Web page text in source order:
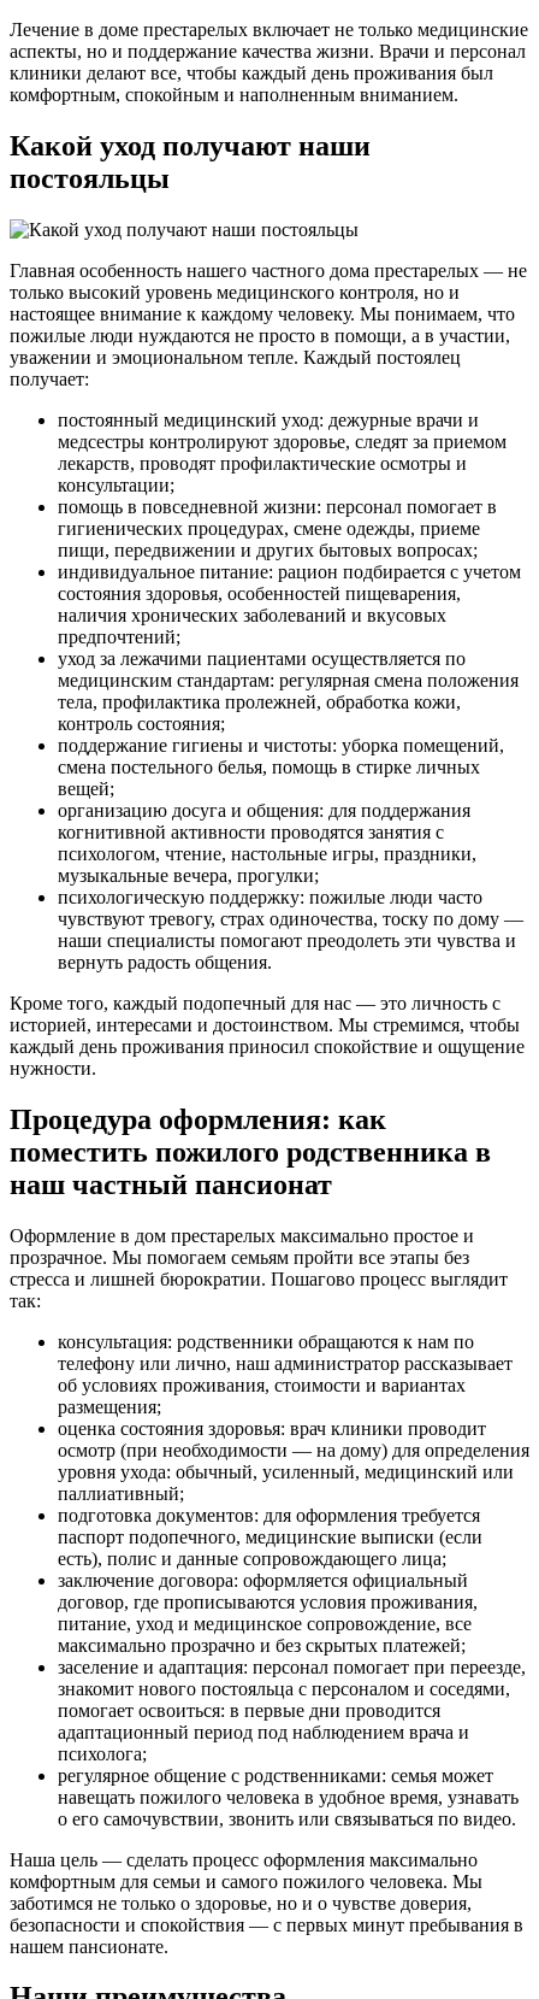
Лечение в доме престарелых включает не только медицинские
аспекты, но и поддержание качества жизни. Врачи и персонал
клиники делают все, чтобы каждый день проживания был
комфортным, спокойным и наполненным вниманием.
Какой уход получают наши
постояльцы
Главная особенность нашего частного дома престарелых — не
только высокий уровень медицинского контроля, но и
настоящее внимание к каждому человеку. Мы понимаем, что
пожилые люди нуждаются не просто в помощи, а в участии,
уважении и эмоциональном тепле. Каждый постоялец
получает:
постоянный медицинский уход: дежурные врачи и
медсестры контролируют здоровье, следят за приемом
лекарств, проводят профилактические осмотры и
консультации;
помощь в повседневной жизни: персонал помогает в
гигиенических процедурах, смене одежды, приеме
пищи, передвижении и других бытовых вопросах;
индивидуальное питание: рацион подбирается с учетом
состояния здоровья, особенностей пищеварения,
наличия хронических заболеваний и вкусовых
предпочтений;
уход за лежачими пациентами осуществляется по
медицинским стандартам: регулярная смена положения
тела, профилактика пролежней, обработка кожи,
контроль состояния;
поддержание гигиены и чистоты: уборка помещений,
смена постельного белья, помощь в стирке личных
вещей;
организацию досуга и общения: для поддержания
когнитивной активности проводятся занятия с
психологом, чтение, настольные игры, праздники,
музыкальные вечера, прогулки;
психологическую поддержку: пожилые люди часто
чувствуют тревогу, страх одиночества, тоску по дому —
наши специалисты помогают преодолеть эти чувства и
вернуть радость общения.
Кроме того, каждый подопечный для нас — это личность с
историей, интересами и достоинством. Мы стремимся, чтобы
каждый день проживания приносил спокойствие и ощущение
нужности.
Процедура оформления: как
поместить пожилого родственника в
наш частный пансионат
Оформление в дом престарелых максимально простое и
прозрачное. Мы помогаем семьям пройти все этапы без
стресса и лишней бюрократии. Пошагово процесс выглядит
так:
консультация: родственники обращаются к нам по
телефону или лично, наш администратор рассказывает
об условиях проживания, стоимости и вариантах
размещения;
оценка состояния здоровья: врач клиники проводит
осмотр (при необходимости — на дому) для определения
уровня ухода: обычный, усиленный, медицинский или
паллиативный;
подготовка документов: для оформления требуется
паспорт подопечного, медицинские выписки (если
есть), полис и данные сопровождающего лица;
заключение договора: оформляется официальный
договор, где прописываются условия проживания,
питание, уход и медицинское сопровождение, все
максимально прозрачно и без скрытых платежей;
заселение и адаптация: персонал помогает при переезде,
знакомит нового постояльца с персоналом и соседями,
помогает освоиться: в первые дни проводится
адаптационный период под наблюдением врача и
психолога;
регулярное общение с родственниками: семья может
навещать пожилого человека в удобное время, узнавать
о его самочувствии, звонить или связываться по видео.
Наша цель — сделать процесс оформления максимально
комфортным для семьи и самого пожилого человека. Мы
заботимся не только о здоровье, но и о чувстве доверия,
безопасности и спокойствия — с первых минут пребывания в
нашем пансионате.